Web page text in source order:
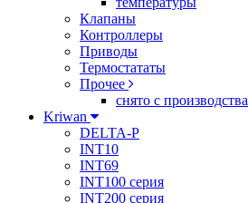
Клапаны
Контроллеры
Приводы
Термостататы
Прочее
снято с производства
Kriwan
DELTA-P
INT10
INT69
INT100 серия
INT200 серия